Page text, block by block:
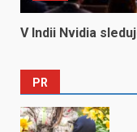
V Indii Nvidia
PR